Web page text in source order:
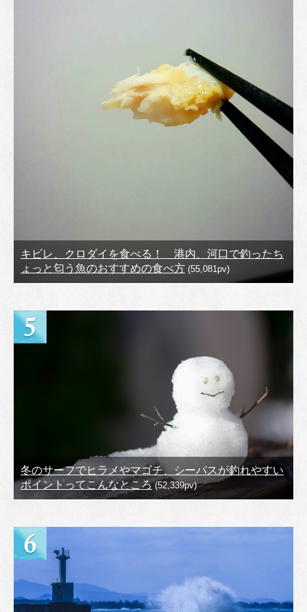
キビレ、クロダイを食べる！ 港内、河口で釣ったち
ょっと匂う魚のおすすめの食べ方 (55,081pv)
冬のサーフでヒラメやマゴチ、シーバスが釣れやすい
ポイントってこんなところ(52,339pv)